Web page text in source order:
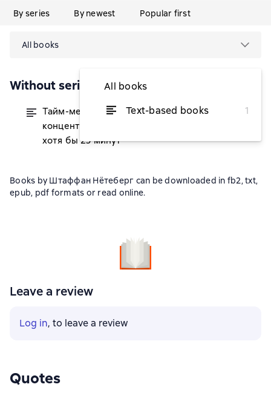
By series By newest Popular first
All books
All books
Text-based books
1
Without series
Тайм-менеджмент по помидору. Как
концентрироваться на одном деле
хотя бы 25 минут
from $4.90
Books by Штаффан Нётеберг can be downloaded in fb2, txt,
epub, pdf formats or read online.
Leave a review
Log in, to leave a review
Quotes